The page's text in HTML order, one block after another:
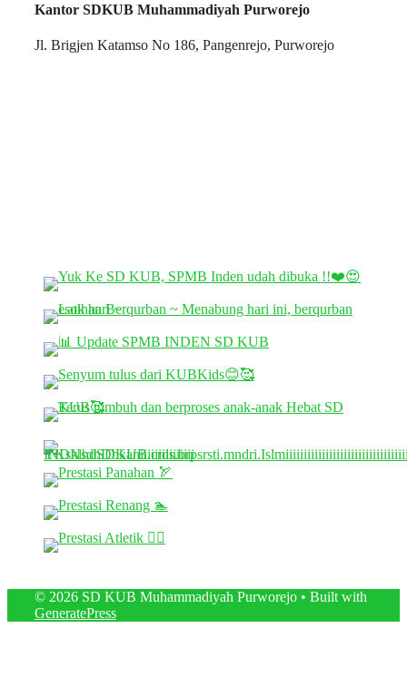
Kantor SDKUB Muhammadiyah Purworejo
Jl. Brigjen Katamso No 186, Pangenrejo, Purworejo
© 2026 SD KUB Muhammadiyah Purworejo • Built with
GeneratePress